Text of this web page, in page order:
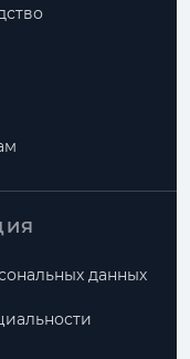
данных